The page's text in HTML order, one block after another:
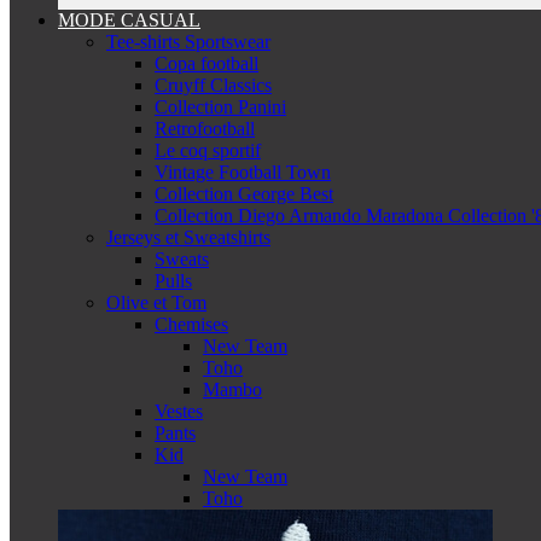
MODE CASUAL
Tee-shirts Sportswear
Copa football
Cruyff Classics
Collection Panini
Retrofootball
Le coq sportif
Vintage Football Town
Collection George Best
Collection Diego Armando Maradona Collection
Jerseys et Sweatshirts
Sweats
Pulls
Olive et Tom
Chemises
New Team
Toho
Mambo
Vestes
Pants
Kid
New Team
Toho